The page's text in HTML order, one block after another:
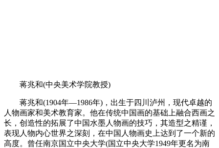
蒋兆和(中央美术学院教授)
蒋兆和(1904年—1986年)，出生于四川泸州，现代卓越的
人物画家和美术教育家。他在传统中国画的基础上融合西画之
长，创造性的拓展了中国水墨人物画的技巧，其造型之精谨，
表现人物内心世界之深刻，在中国人物画史上达到了一个新的
高度。曾任南京国立中央大学(国立中央大学1949年更名为南